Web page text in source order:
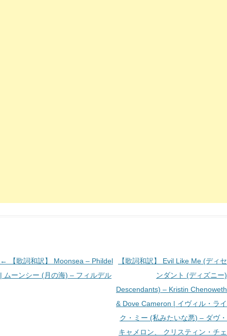
投
稿
←
【歌詞和訳】 Moonsea – Phildel
| ムーンシー (月の海) – フィルデル
【歌詞和訳】 Evil Like Me (ディセ
ンダント (ディズニー)
Descendants) – Kristin Chenoweth
& Dove Cameron | イヴィル・ライ
ク・ミー (私みたいな悪) – ダヴ・
キャメロン、 クリスティン・チェ